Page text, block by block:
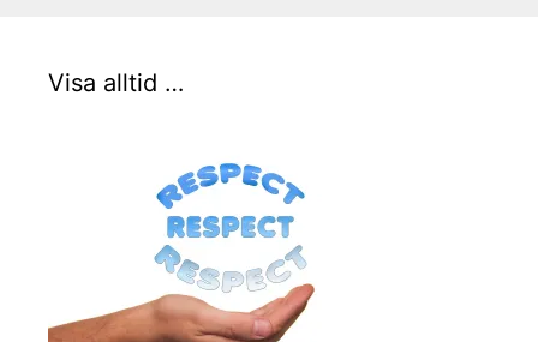
Visa alltid …